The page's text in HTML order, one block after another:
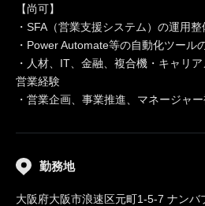
【尚可】
・SFA（営業支援システム）の運用
・Power Automate等の自動化ツール
・人材、IT、金融、複合機・キャリ
営業経験
・営業企画、事業推進、マネージャ
勤務地
大阪府大阪市浪速区元町1-5-7 ナンバ